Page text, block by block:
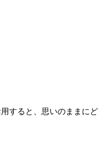
すると、思いのままにど